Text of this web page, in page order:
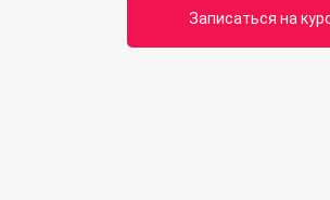
Записаться на